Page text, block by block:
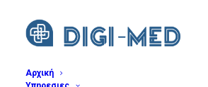
Αρχική